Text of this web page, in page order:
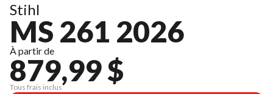
Stihl
MS 261 2026
À partir de
879,99 $
Tous frais inclus